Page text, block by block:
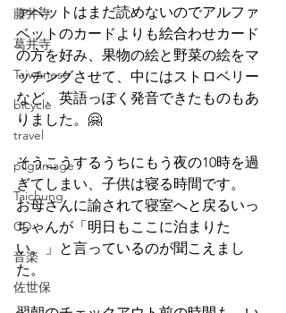
藤井寺
葛井寺
Taiwanese
bicycle
travel
pilgrimage
Taichung
CD
音楽
佐世保
ァベットはまだ読めないのでアルファ
ベットのカードよりも絵合わせカード
の方を好み、果物の絵と野菜の絵をマ
ッチングさせて、中にはストロベリー
など、英語っぽく発音できたものもあ
りました。🤗
そうこうするうちにもう夜の10時を過
ぎてしまい、子供は寝る時間です。
お母さんに諭されて寝室へと戻るいっ
ちゃんが「明日もここに泊まりた
い。」と言っているのが聞こえまし
た。